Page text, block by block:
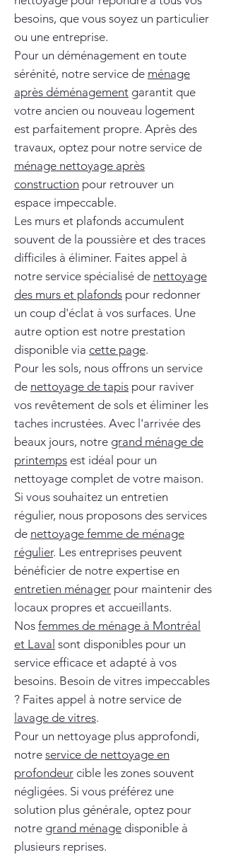
besoins, que vous soyez un particulier
ou une entreprise.
Pour un déménagement en toute
sérénité, notre service de ménage
après déménagement garantit que
votre ancien ou nouveau logement
est parfaitement propre. Après des
travaux, optez pour notre service de
ménage nettoyage après
construction pour retrouver un
espace impeccable.
Les murs et plafonds accumulent
souvent de la poussière et des traces
difficiles à éliminer. Faites appel à
notre service spécialisé de nettoyage
des murs et plafonds pour redonner
un coup d'éclat à vos surfaces. Une
autre option est notre prestation
disponible via cette page.
Pour les sols, nous offrons un service
de nettoyage de tapis pour raviver
vos revêtement de sols et éliminer les
taches incrustées. Avec l'arrivée des
beaux jours, notre grand ménage de
printemps est idéal pour un
nettoyage complet de votre maison.
Si vous souhaitez un entretien
régulier, nous proposons des services
de nettoyage femme de ménage
régulier. Les entreprises peuvent
bénéficier de notre expertise en
entretien ménager pour maintenir des
locaux propres et accueillants.
Nos femmes de ménage à Montréal
et Laval sont disponibles pour un
service efficace et adapté à vos
besoins. Besoin de vitres impeccables
? Faites appel à notre service de
lavage de vitres.
Pour un nettoyage plus approfondi,
notre service de nettoyage en
profondeur cible les zones souvent
négligées. Si vous préférez une
solution plus générale, optez pour
notre grand ménage disponible à
plusieurs reprises.